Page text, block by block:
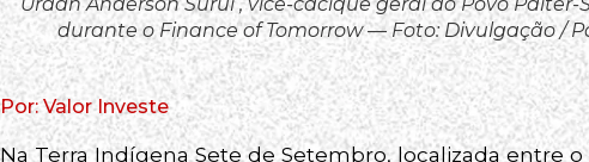
durante o Finance of Tomorrow — Foto: Divulgação /
Por: Valor Investe
Na Terra Indígena Sete de Setembro, localizada entre